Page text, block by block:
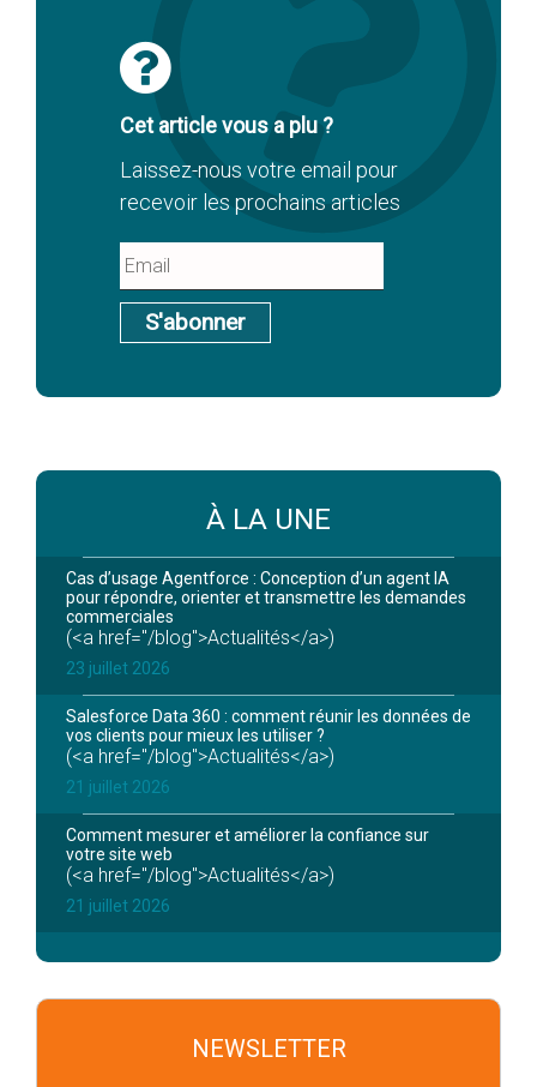
Cet article vous a plu ?
Laissez-nous votre email pour
recevoir les prochains articles
S'abonner
À LA UNE
Cas d’usage Agentforce : Conception d’un agent IA
pour répondre, orienter et transmettre les demandes
commerciales
(<a href="/blog">Actualités</a>)
23 juillet 2026
Salesforce Data 360 : comment réunir les données de
vos clients pour mieux les utiliser ?
(<a href="/blog">Actualités</a>)
21 juillet 2026
Comment mesurer et améliorer la confiance sur
votre site web
(<a href="/blog">Actualités</a>)
21 juillet 2026
NEWSLETTER